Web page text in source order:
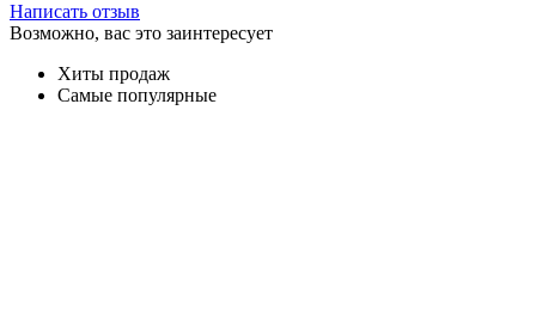
Написать отзыв
Возможно, вас это заинтересует
Хиты продаж
Самые популярные